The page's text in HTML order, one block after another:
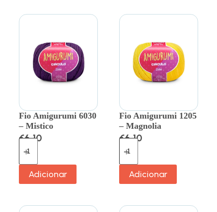
Fio Amigurumi 6030
– Mistico
€6.10
Adicionar
Fio Amigurumi 1205
– Magnolia
€6.10
Adicionar